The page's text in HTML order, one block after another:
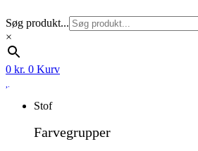
Søg produkt...
×
0 kr. 0 Kurv
Stof
Farvegrupper